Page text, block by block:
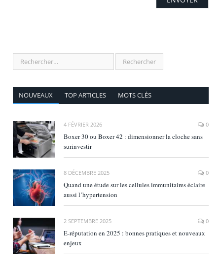
NOUVEAUX TOP ARTICLES MOTS CLÉS
4 FÉVRIER 2026 0
Boxer 30 ou Boxer 42 : dimensionner la cloche sans
surinvestir
8 DÉCEMBRE 2025 0
Quand une étude sur les cellules immunitaires éclaire
aussi l’hypertension
2 SEPTEMBRE 2025 0
E‑réputation en 2025 : bonnes pratiques et nouveaux
enjeux